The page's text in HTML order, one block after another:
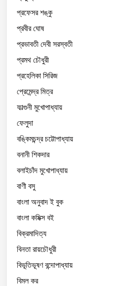
প্রফেসর শঙ্কু
প্রবীর ঘোষ
প্রভাবতী দেবী সরস্বতী
প্রমথ চৌধুরী
প্রহেলিকা সিরিজ
প্রেমেন্দ্র মিত্র
ফাল্গুনী মুখোপাধ্যায়
ফেলুদা
বঙ্কিমচন্দ্র চট্টোপাধ্যায়
বনানী শিকদার
বলাইচাঁদ মুখোপাধ্যায়
বাণী বসু
বাংলা অনুবাদ ই বুক
বাংলা কমিক্স বই
বিক্রমাদিত্য
বিনতা রায়চৌধুরী
বিভূতিভূষণ বন্দোপাধ্যায়
বিমল কর